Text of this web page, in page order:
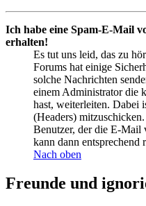
Ich habe eine Spam-E-Mail
erhalten!
Es tut uns leid, das zu
Forums hat einige
solche Nachrichten
einem Administrator die
hast, weiterleiten. Dabei
(Headers)
Benutzer, der die E-Mail
kann dann entsprechend
Nach oben
Freunde und